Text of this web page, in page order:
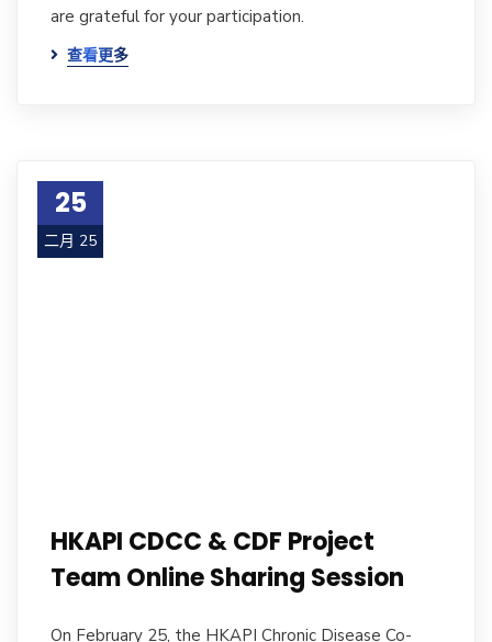
are grateful for your participation.
查看更多
25
二月 25
HKAPI CDCC & CDF Project
Team Online Sharing Session
On February 25, the HKAPI Chronic Disease Co-